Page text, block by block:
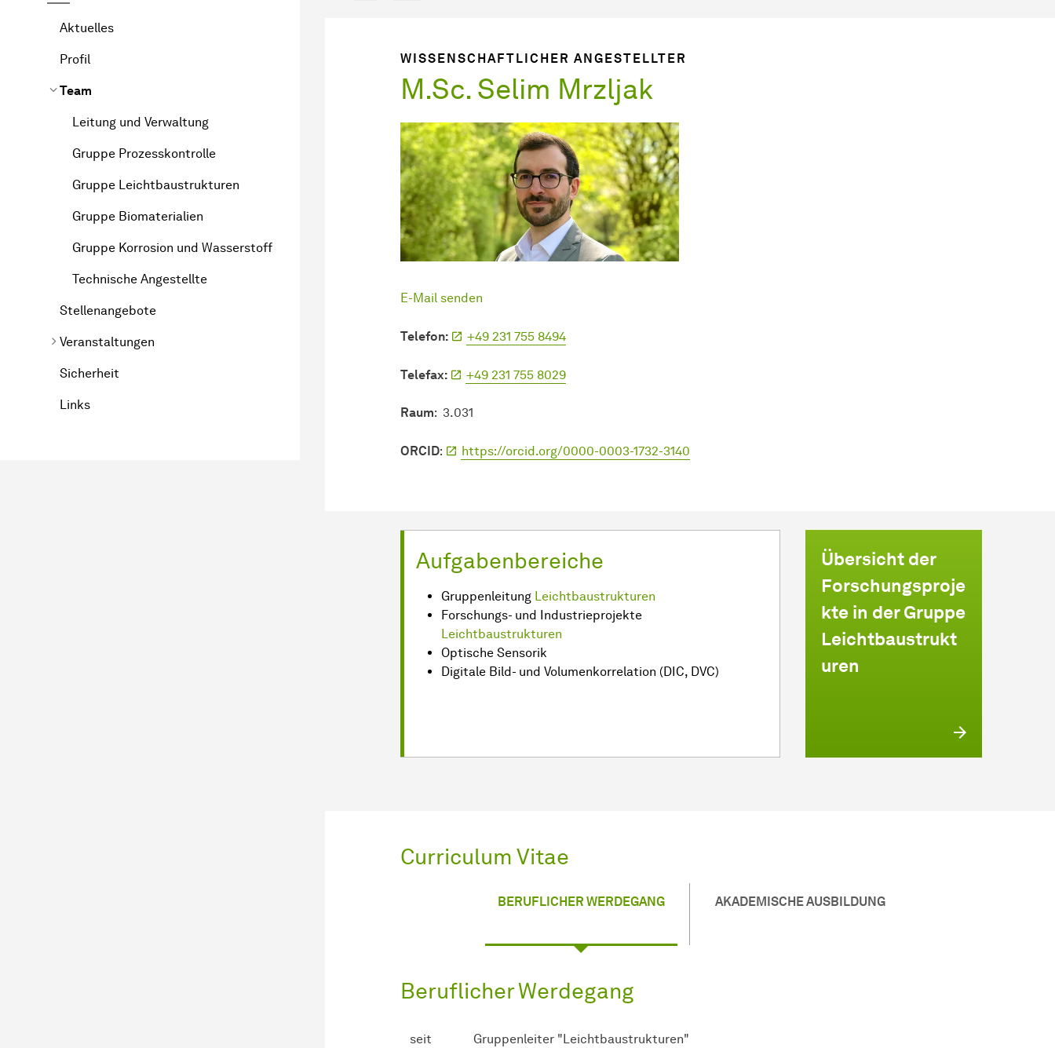
Aktuelles
Profil
Team
Leitung und Verwaltung
Gruppe Prozesskontrolle
Gruppe Leichtbaustrukturen
Gruppe Biomaterialien
Gruppe Korrosion und Wasserstoff
Technische Angestellte
Stellenangebote
Veranstaltungen
Sicherheit
Links
WISSENSCHAFTLICHER ANGESTELLTER
M.Sc. Selim Mrzljak
E-Mail senden
Telefon: +49 231 755 8494
Telefax: +49 231 755 8029
Raum: 3.031
ORCID: https://orcid.org/0000-0003-1732-3140
Aufgabenbereiche
Gruppenleitung Leichtbaustrukturen
Forschungs- und Industrieprojekte
Leichtbaustrukturen
Optische Sensorik
Digitale Bild- und Volumenkorrelation (DIC, DVC)
Übersicht der
Forschungsproje
kte in der Gruppe
Leichtbaustrukt
uren
Curriculum Vitae
BERUFLICHER WERDEGANG AKADEMISCHE AUSBILDUNG
Beruflicher Werdegang
seit
Gruppenleiter "Leichtbaustrukturen"